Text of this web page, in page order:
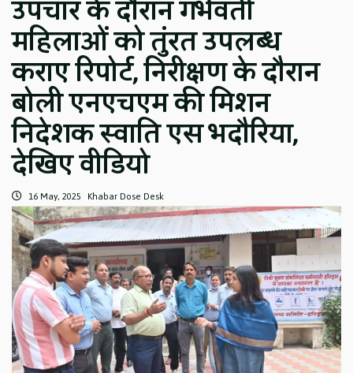
उपचार के दौरान गर्भवती
महिलाओं को तुंरत उपलब्ध
कराए रिपोर्ट, निरीक्षण के दौरान
बोली एनएचएम की मिशन
निदेशक स्वाति एस भदौरिया,
देखिए वीडियो
16 May, 2025 Khabar Dose Desk